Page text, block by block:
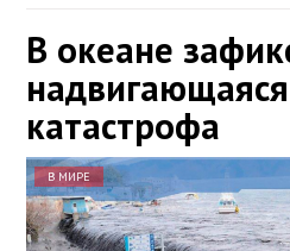
В океане
катастрофа
В МИРЕ